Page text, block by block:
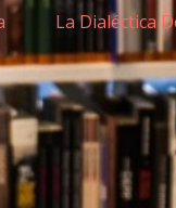
La Dialéctica